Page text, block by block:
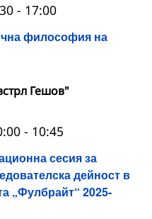
философия на
- 17:00
Гешов"
сесия за
дейност в
„Фулбрайт“ 2025-
- 10:45